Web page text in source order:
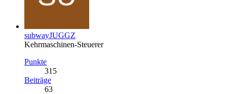
subwayJUGGZ
Kehrmaschinen-Steuerer
Punkte
315
Beiträge
63